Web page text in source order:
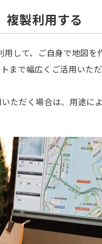
複製利用する
して、ご自身で地図を
まで幅広くご活用いただ
ただく場合は、用途に